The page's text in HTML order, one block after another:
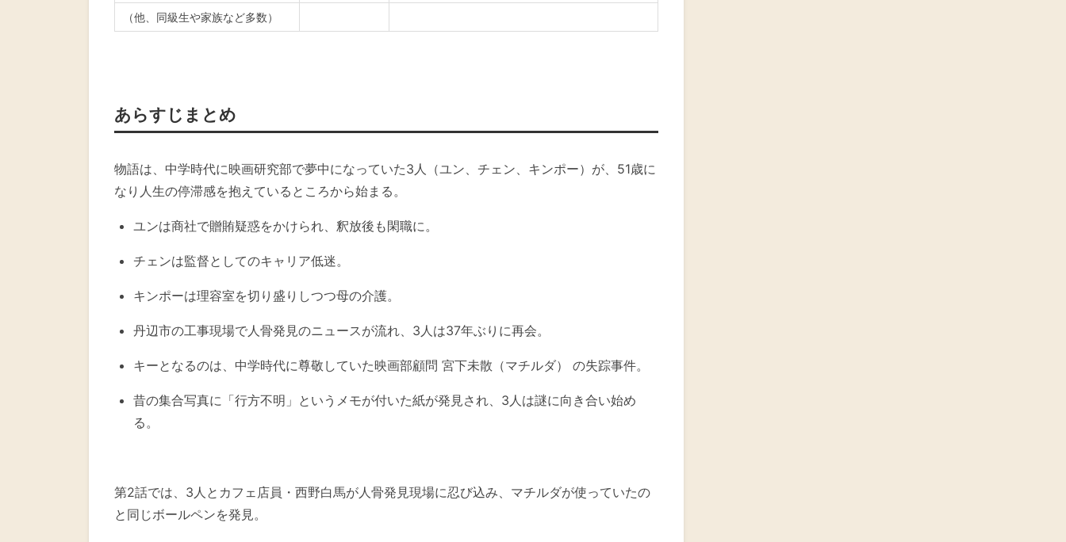
（他、同級生や家族など多数）
あらすじまとめ
物語は、中学時代に映画研究部で夢中になっていた3人（ユン、チェン、キンポー）が、51歳に
なり人生の停滞感を抱えているところから始まる。
ユンは商社で贈賄疑惑をかけられ、釈放後も閑職に。
チェンは監督としてのキャリア低迷。
キンポーは理容室を切り盛りしつつ母の介護。
丹辺市の工事現場で人骨発見のニュースが流れ、3人は37年ぶりに再会。
キーとなるのは、中学時代に尊敬していた映画部顧問 宮下未散（マチルダ） の失踪事件。
昔の集合写真に「行方不明」というメモが付いた紙が発見され、3人は謎に向き合い始め
る。
第2話では、3人とカフェ店員・西野白馬が人骨発見現場に忍び込み、マチルダが使っていたの
と同じボールペンを発見。